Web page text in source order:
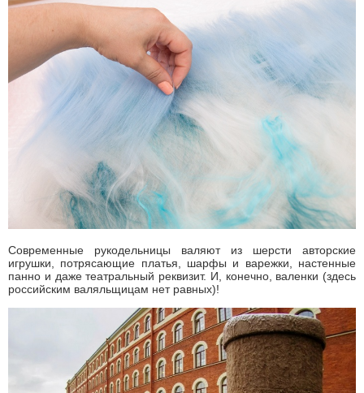
Современные рукодельницы валяют из шерсти авторские
игрушки, потрясающие платья, шарфы и варежки, настенные
панно и даже театральный реквизит. И, конечно, валенки (здесь
российским валяльщицам нет равных)!